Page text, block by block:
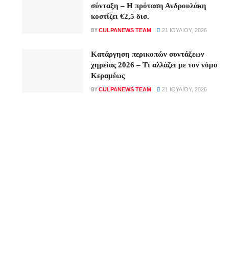
σύνταξη – Η πρόταση Ανδρουλάκη
κοστίζει €2,5 δισ.
BYCULPANEWS TEAM 21 ΙΟΥΛΊΟΥ, 2026
Κατάργηση περικοπών συντάξεων
χηρείας 2026 – Τι αλλάζει με τον νόμο
Κεραμέως
BYCULPANEWS TEAM 21 ΙΟΥΛΊΟΥ, 2026